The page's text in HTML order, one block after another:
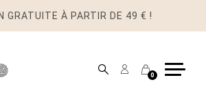
GRATUITE À PARTIR DE 49 € !
MonPanier
0